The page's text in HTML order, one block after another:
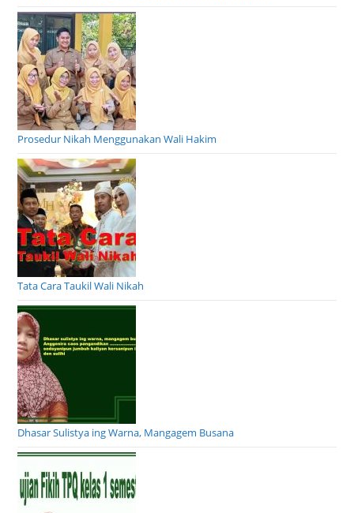
Prosedur Nikah Menggunakan Wali Hakim
Tata Cara Taukil Wali Nikah
Dhasar Sulistya ing Warna, Mangagem Busana